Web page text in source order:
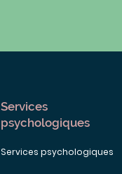
Services
psychologiques
Services psychologiques